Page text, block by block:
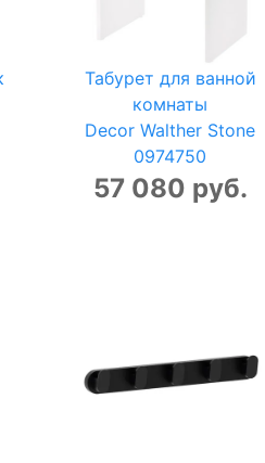
Табурет для ванной
комнаты
Decor Walther Stone
0974750
57 080 руб.